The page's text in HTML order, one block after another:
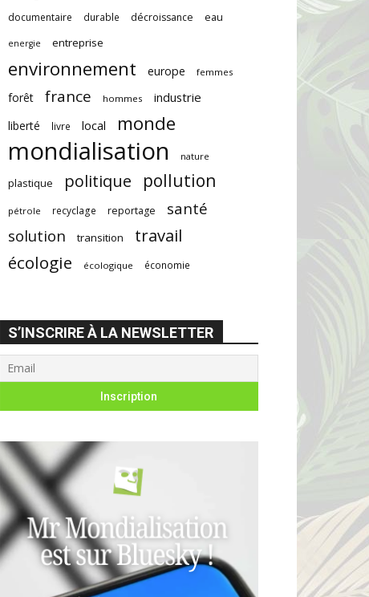
documentaire
durable décroissance eau
energie entreprise
environnement europe femmes
forêt france hommes industrie
liberté livre local monde
mondialisation nature
plastique politique pollution
pétrole recyclage reportage
santé
solution
transition
travail
écologie
écologique économie
S’INSCRIRE À LA NEWSLETTER